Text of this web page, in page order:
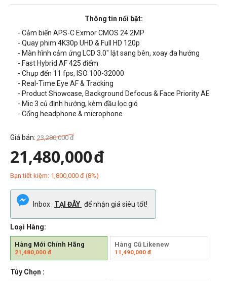
Thông tin nổi bật:
- Cảm biến APS-C Exmor CMOS 24.2MP
- Quay phim 4K30p UHD & Full HD 120p
- Màn hình cảm ứng LCD 3.0" lật sang bên, xoay đa hướng
- Fast Hybrid AF 425 điểm
- Chụp đến 11 fps, ISO 100-32000
- Real-Time Eye AF & Tracking
- Product Showcase, Background Defocus & Face Priority AE
- Mic 3 củ định hướng, kèm đầu lọc gió
- Cổng headphone & microphone
Giá bán: 23,280,000 đ
21,480,000đ
Bạn tiết kiệm: 1,800,000 đ (8%)
Inbox TẠI ĐÂY để nhận giá siêu tốt!
Loại Hàng:
Hàng Mới Chính Hãng
21,480,000 đ
Hàng Cũ Likenew
11,490,000đ
Tùy Chọn :